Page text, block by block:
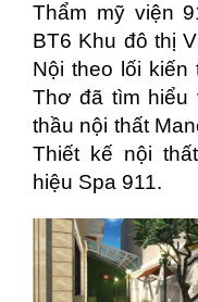
Thẩm mỹ viện
BT6 Khu đô thị
Nội theo lối kiến
Thơ đã tìm hiểu
thầu nội thất
Thiết kế nội
hiệu Spa 911.